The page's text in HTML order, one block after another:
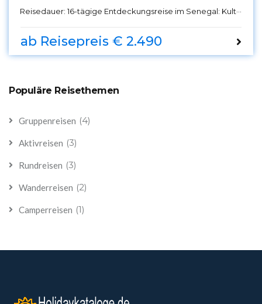
Rundreise mit Madame Dakar Reisen, die Sie tief in die
Reisedauer: 16-tägige Entdeckungsreise im Senegal: Kultur, Natur und Gastfreundschaft
ab Reisepreis € 2.490
Populäre Reisethemen
Gruppenreisen (4)
Aktivreisen (3)
Rundreisen (3)
Wanderreisen (2)
Camperreisen (1)